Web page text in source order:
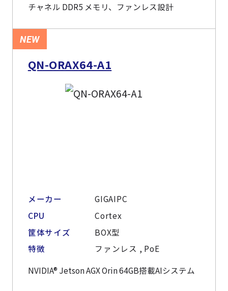
チャネル DDR5 メモリ、ファンレス設計
NEW
QN-ORAX64-A1
メーカー
GIGAIPC
CPU
Cortex
筐体サイズ
BOX型
特徴
ファンレス , PoE
NVIDIA® Jetson AGX Orin 64GB搭載AIシステム